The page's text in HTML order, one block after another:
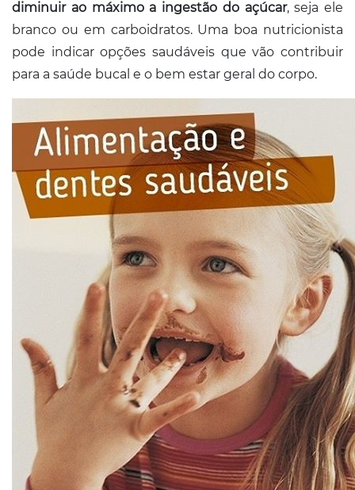
diminuir ao máximo a ingestão do açúcar, seja ele
branco ou em carboidratos. Uma boa nutricionista
pode indicar opções saudáveis que vão contribuir
para a saúde bucal e o bem estar geral do corpo.